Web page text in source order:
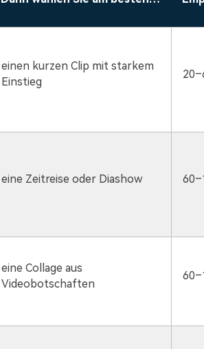
einen kurzen Clip mit starkem
Einstieg
eine Zeitreise oder Diashow
eine Collage aus
Videobotschaften